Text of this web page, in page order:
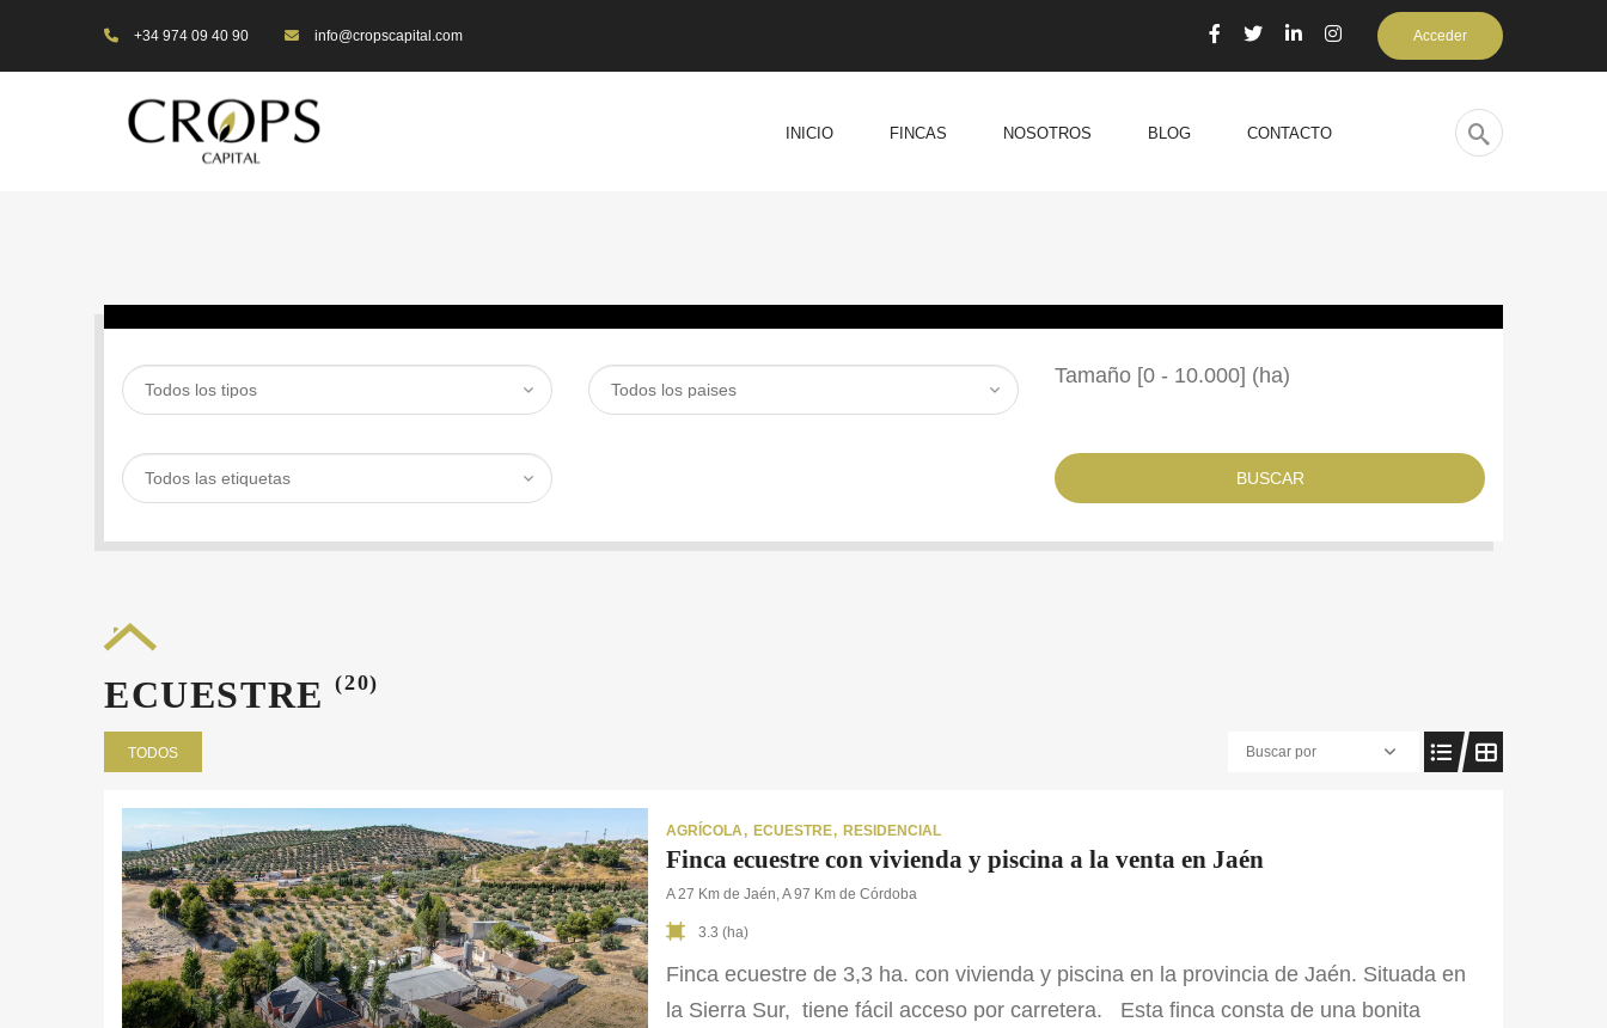
+34 974 09 40 90 info@cropscapital.com Acceder
INICIO FINCAS NOSOTROS BLOG CONTACTO
Tamaño [0 - 10.000] (ha)
BUSCAR
ECUESTRE(20)
TODOS Buscar por
AGRÍCOLA ECUESTRE RESIDENCIAL
Finca ecuestre con vivienda y piscina a la venta en Jaén
A 27 Km de Jaén, A 97 Km de Córdoba
3.3 (ha)
Finca ecuestre de 3,3 ha. con vivienda y piscina en la provincia de Jaén. Situada en
la Sierra Sur, tiene fácil acceso por carretera. Esta finca consta de una bonita